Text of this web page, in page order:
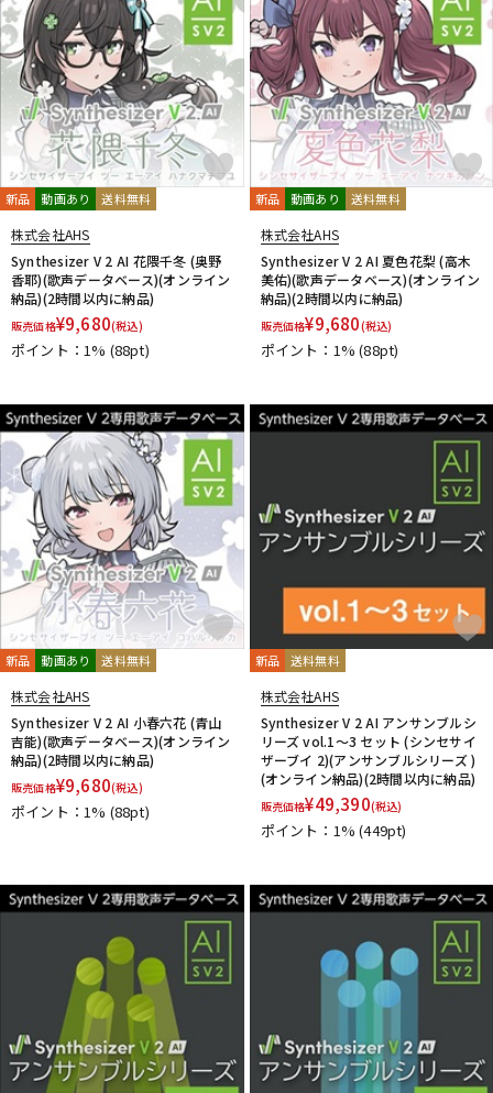
新品 動画あり 送料無料
株式会社AHS
Synthesizer V 2 AI 花隈千冬 (奥野
香耶)(歌声データベース)(オンライン
納品)(2時間以内に納品)
販売価格¥9,680(税込)
ポイント：1% (88pt)
新品 動画あり 送料無料
株式会社AHS
Synthesizer V 2 AI 夏色花梨 (高木
美佑)(歌声データベース)(オンライン
納品)(2時間以内に納品)
販売価格¥9,680(税込)
ポイント：1%(88pt)
新品 動画あり 送料無料
株式会社AHS
Synthesizer V 2 AI 小春六花 (青山
吉能)(歌声データベース)(オンライン
納品)(2時間以内に納品)
販売価格¥9,680(税込)
ポイント：1% (88pt)
新品 送料無料
株式会社AHS
Synthesizer V 2 AI アンサンブルシ
リーズ vol.1～3 セット (シンセサイ
ザーブイ 2)(アンサンブルシリーズ )
(オンライン納品)(2時間以内に納品)
販売価格¥49,390(税込)
ポイント：1%(449pt)